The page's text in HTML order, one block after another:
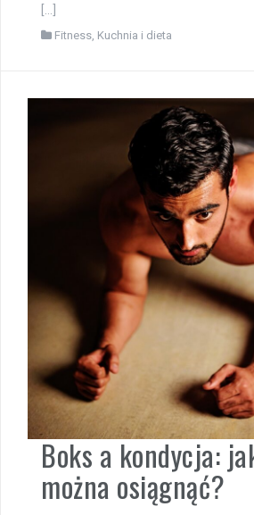
Fitness Kuchnia i dieta
Boks a kondycja:
można osiągnąć?